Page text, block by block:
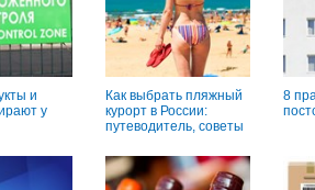
и
у
Как выбрать пляжный
курорт в России:
путеводитель, советы
8